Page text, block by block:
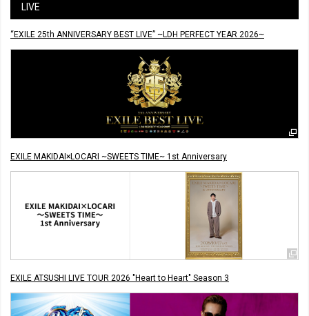
LIVE
“EXILE 25th ANNIVERSARY BEST LIVE” ~LDH PERFECT YEAR 2026~
EXILE MAKIDAI×LOCARI ~SWEETS TIME~ 1st Anniversary
EXILE ATSUSHI LIVE TOUR 2026 "Heart to Heart" Season 3